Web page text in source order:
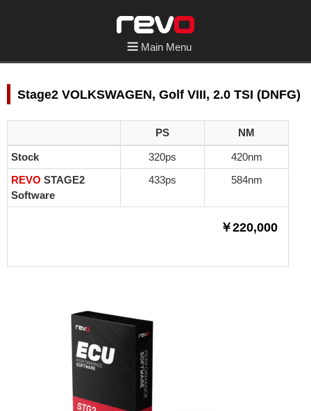
Main Menu
Stage2 VOLKSWAGEN, Golf VIII, 2.0 TSI (DNFG)
PS NM
Stock 320ps
420nm
REVO STAGE2
Software
433ps 584nm
￥220,000